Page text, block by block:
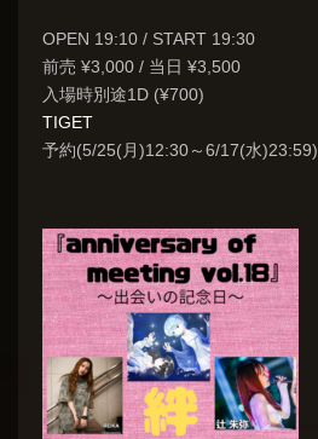
OPEN 19:10 / START 19:30
前売 ¥3,000 / 当日 ¥3,500
入場時別途1D (¥700)
TIGET
予約(5/25(月)12:30～6/17(水)23:59)